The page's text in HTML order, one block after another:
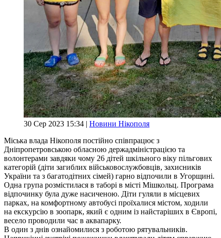
30 Сер 2023 15:34 | Новини Нікополя
Міська влада Нікополя постійно співпрацює з
Дніпропетровською обласною держадміністрацією та
волонтерами завдяки чому 26 дітей шкільного віку пільгових
категорій (діти загиблих військовослужбовців, захисників
України та з багатодітних сімей) гарно відпочили в Угорщині.
Одна група розмістилася в таборі в місті Мішкольц. Програма
відпочинку була дуже насиченою. Діти гуляли в місцевих
парках, на комфортному автобусі проїхалися містом, ходили
на екскурсію в зоопарк, який є одним із найстаріших в Європі,
весело проводили час в аквапарку.
В один з днів ознайомилися з роботою рятувальників.